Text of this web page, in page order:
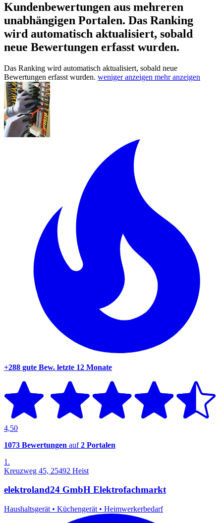
Kundenbewertungen aus mehreren
unabhängigen Portalen. Das Ranking
wird automatisch aktualisiert, sobald
neue Bewertungen erfasst wurden.
Das Ranking wird automatisch aktualisiert, sobald neue
Bewertungen erfasst wurden. weniger anzeigen mehr anzeigen
+288 gute Bew. letzte 12 Monate
4,50
1073 Bewertungen auf2 Portalen
1.
Kreuzweg 45, 25492 Heist
elektroland24 GmbH Elektrofachmarkt
Haushaltsgerät • Küchengerät • Heimwerkerbedarf